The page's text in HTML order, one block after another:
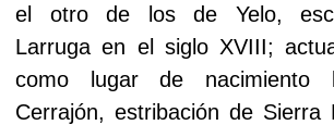
el otro de los de Yelo,
Larruga en el siglo XVIII;
como lugar de nacimiento
Cerrajón, estribación de Sierra